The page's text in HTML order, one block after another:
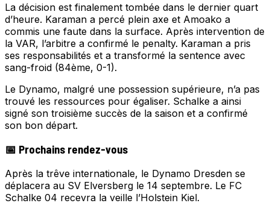
La décision est finalement tombée dans le dernier quart
d’heure. Karaman a percé plein axe et Amoako a
commis une faute dans la surface. Après intervention de
la VAR, l’arbitre a confirmé le penalty. Karaman a pris
ses responsabilités et a transformé la sentence avec
sang-froid (84ème, 0-1).
Le Dynamo, malgré une possession supérieure, n’a pas
trouvé les ressources pour égaliser. Schalke a ainsi
signé son troisième succès de la saison et a confirmé
son bon départ.
📅 Prochains rendez-vous
Après la trêve internationale, le Dynamo Dresden se
déplacera au SV Elversberg le 14 septembre. Le FC
Schalke 04 recevra la veille l’Holstein Kiel.